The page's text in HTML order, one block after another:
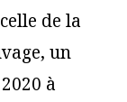
de la
un
à